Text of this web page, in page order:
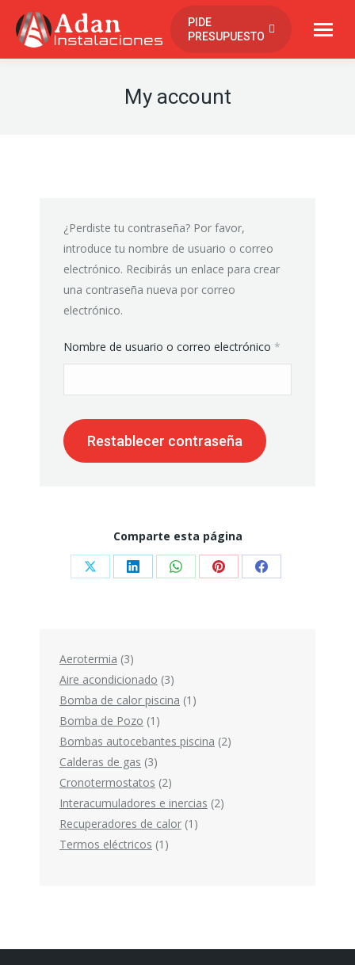
contenido
PIDE
PRESUPUESTO
My account
¿Perdiste tu contraseña? Por favor,
introduce tu nombre de usuario o correo
electrónico. Recibirás un enlace para crear
una contraseña nueva por correo
electrónico.
Nombre de usuario o correo electrónico *
Restablecer contraseña
Comparte esta página
Share Share Share Share Share
Aerotermia 33
productos
Aire acondicionado 33
productos
Bomba de calor piscina 1 1
Bomba de Pozo 1 1
producto
Bombas autocebantes piscina 22
Calderas de gas 33
productos
Cronotermostatos 22
productos
Interacumuladores e inercias 22
Recuperadores de calor 1 1
Termos eléctricos 1 1